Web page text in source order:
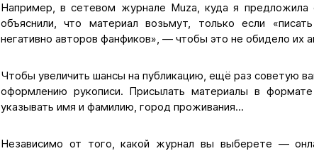
Например, в сетевом журнале Muza, куда я
объяснили, что материал возьмут, только если
негативно авторов фанфиков», — чтобы это не обидело их
Чтобы увеличить шансы на публикацию, ещё раз советую
оформлению рукописи. Присылать материалы в
указывать имя и фамилию, город проживания...
Независимо от того, какой журнал вы выберете —